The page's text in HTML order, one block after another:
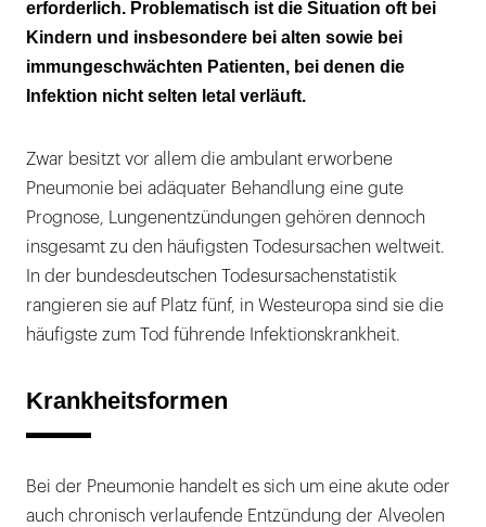
Symptomatik
Therapie der Pneumonie
erforderlich. Problematisch ist die Situation oft bei
Kindern und insbesondere bei alten sowie bei
immungeschwächten Patienten, bei denen die
Infektion nicht selten letal verläuft.
Zwar besitzt vor allem die ambulant erworbene
Pneumonie bei adäquater Behandlung eine gute
Prognose, Lungenentzündungen gehören dennoch
insgesamt zu den häufigsten Todesursachen weltweit.
In der bundesdeutschen Todesursachenstatistik
rangieren sie auf Platz fünf, in Westeuropa sind sie die
häufigste zum Tod führende Infektionskrankheit.
Krankheitsformen
Bei der Pneumonie handelt es sich um eine akute oder
auch chronisch verlaufende Entzündung der Alveolen